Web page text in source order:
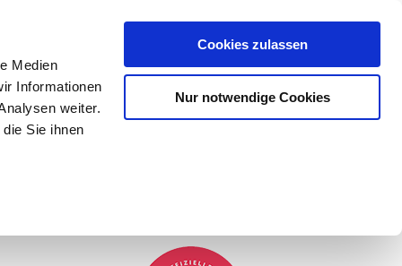
Medien
Informationen
weiter.
Sie ihnen
Cookies zulassen
Nur notwendige Cookies
0,00 €